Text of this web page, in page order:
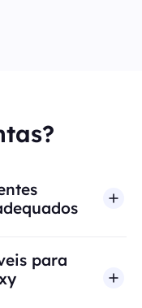
para